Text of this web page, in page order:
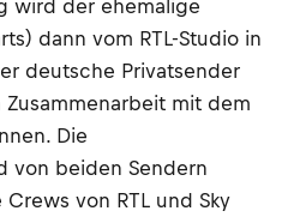
wird der ehemalige
dann vom RTL-Studio in
deutsche Privatsender
mit dem
Die
von beiden Sendern
von RTL und Sky